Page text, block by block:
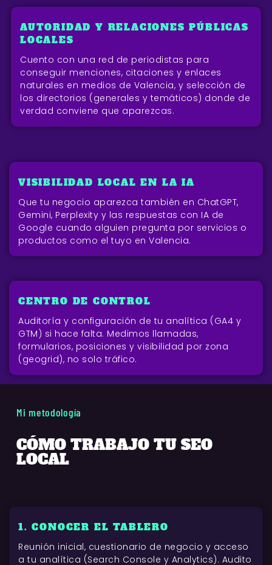
AUTORIDAD Y RELACIONES PÚBLICAS
LOCALES
Cuento con una red de periodistas para
conseguir menciones, citaciones y enlaces
naturales en medios de Valencia, y selección de
los directorios (generales y temáticos) donde de
verdad conviene que aparezcas.
VISIBILIDAD LOCAL EN LA IA
Que tu negocio aparezca también en ChatGPT,
Gemini, Perplexity y las respuestas con IA de
Google cuando alguien pregunta por servicios o
productos como el tuyo en Valencia.
CENTRO DE CONTROL
Auditoría y configuración de tu analítica (GA4 y
GTM) si hace falta. Medimos llamadas,
formularios, posiciones y visibilidad por zona
(geogrid), no solo tráfico.
Mi metodología
CÓMO TRABAJO TU SEO
LOCAL
1. CONOCER EL TABLERO
Reunión inicial, cuestionario de negocio y acceso
a tu analítica (Search Console y Analytics). Audito